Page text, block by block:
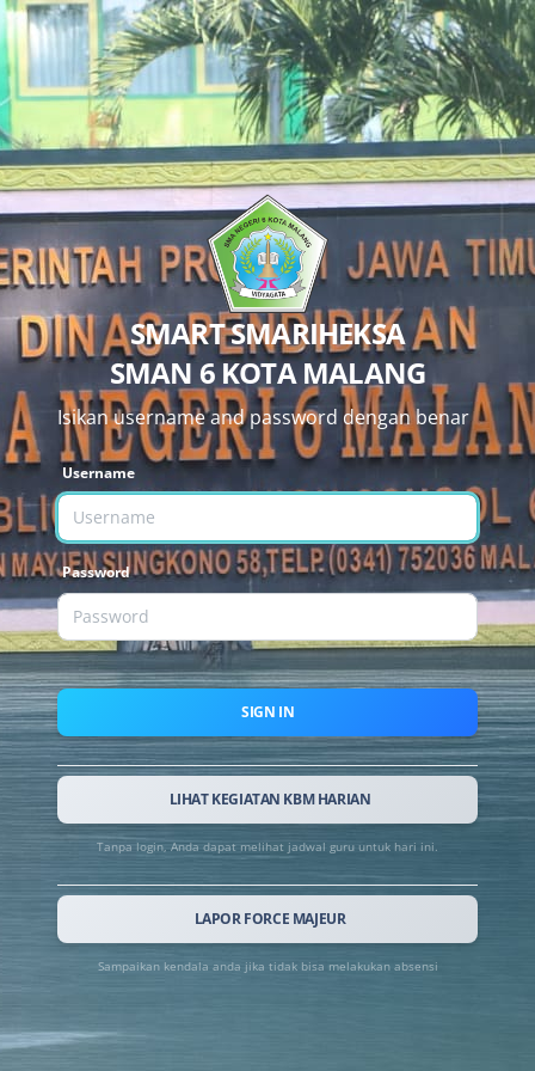
SMART SMARIHEKSA
SMAN 6 KOTA MALANG
Isikan username and password dengan benar
Username
Password
SIGN IN
LIHAT KEGIATAN KBM HARIAN
Tanpa login, Anda dapat melihat jadwal guru untuk hari ini.
LAPOR FORCE MAJEUR
Sampaikan kendala anda jika tidak bisa melakukan absensi